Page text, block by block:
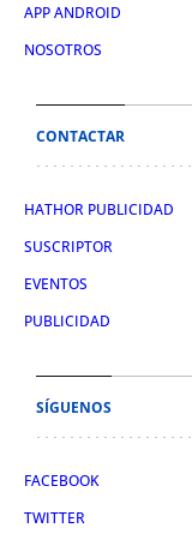
APP ANDROID
NOSOTROS
CONTACTAR
HATHOR PUBLICIDAD
SUSCRIPTOR
EVENTOS
PUBLICIDAD
SÍGUENOS
FACEBOOK
TWITTER